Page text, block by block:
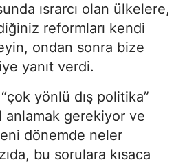
ısrarcı olan ülkelere,
reformları kendi
ondan sonra bize
yanıt verdi.
yönlü dış politika”
anlamak gerekiyor ve
dönemde neler
bu sorulara kısaca